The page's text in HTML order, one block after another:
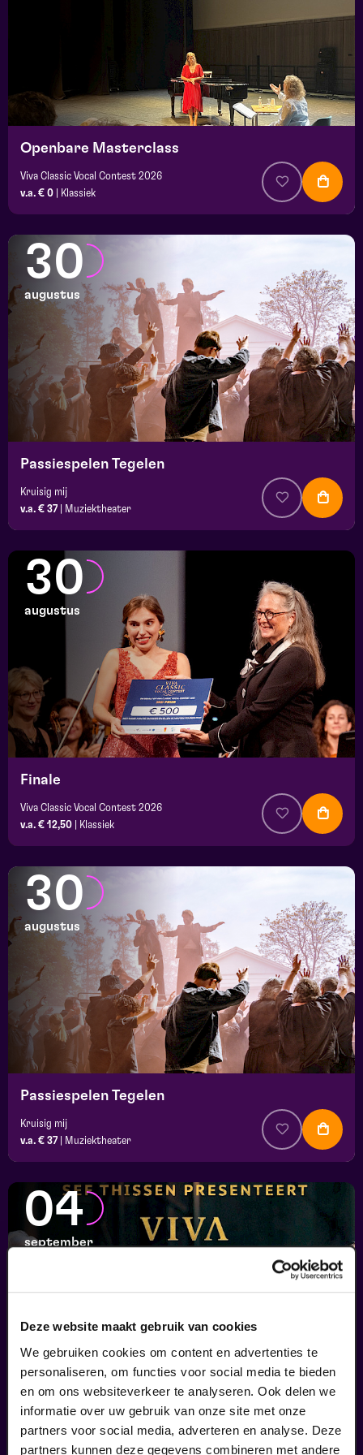
Deze website maakt gebruik van cookies
We gebruiken cookies om content en advertenties te
personaliseren, om functies voor social media te bieden
en om ons websiteverkeer te analyseren. Ook delen we
informatie over uw gebruik van onze site met onze
partners voor social media, adverteren en analyse. Deze
partners kunnen deze gegevens combineren met andere
Openbare Masterclass
Viva Classic Vocal Contest 2026
v.a. € 0
Klassiek
30
augustus
Passiespelen Tegelen
Kruisig mij
v.a. € 37
Muziektheater
30
augustus
Finale
Viva Classic Vocal Contest 2026
v.a. € 12,50
Klassiek
30
augustus
Passiespelen Tegelen
Kruisig mij
v.a. € 37
Muziektheater
04
september
Viva Classic Live
FilmMuziek